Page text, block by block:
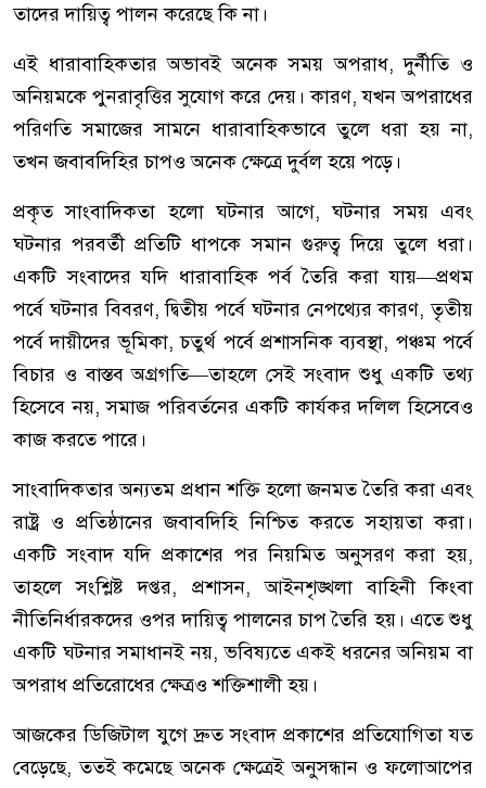
তাদের দায়িত্ব পালন করেছে কি না।
এই ধারাবাহিকতার অভাবই অনেক সময় অপরাধ, দুর্নীতি ও
অনিয়মকে পুনরাবৃত্তির সুযোগ করে দেয়। কারণ, যখন অপরাধের
পরিণতি সমাজের সামনে ধারাবাহিকভাবে তুলে ধরা হয় না,
তখন জবাবদিহির চাপও অনেক ক্ষেত্রে দুর্বল হয়ে পড়ে।
প্রকৃত সাংবাদিকতা হলো ঘটনার আগে, ঘটনার সময় এবং
ঘটনার পরবর্তী প্রতিটি ধাপকে সমান গুরুত্ব দিয়ে তুলে ধরা।
একটি সংবাদের যদি ধারাবাহিক পর্ব তৈরি করা যায়—প্রথম
পর্বে ঘটনার বিবরণ, দ্বিতীয় পর্বে ঘটনার নেপথ্যের কারণ, তৃতীয়
পর্বে দায়ীদের ভূমিকা, চতুর্থ পর্বে প্রশাসনিক ব্যবস্থা, পঞ্চম পর্বে
বিচার ও বাস্তব অগ্রগতি—তাহলে সেই সংবাদ শুধু একটি তথ্য
হিসেবে নয়, সমাজ পরিবর্তনের একটি কার্যকর দলিল হিসেবেও
কাজ করতে পারে।
সাংবাদিকতার অন্যতম প্রধান শক্তি হলো জনমত তৈরি করা এবং
রাষ্ট্র ও প্রতিষ্ঠানের জবাবদিহি নিশ্চিত করতে সহায়তা করা।
একটি সংবাদ যদি প্রকাশের পর নিয়মিত অনুসরণ করা হয়,
তাহলে সংশ্লিষ্ট দপ্তর, প্রশাসন, আইনশৃঙ্খলা বাহিনী কিংবা
নীতিনির্ধারকদের ওপর দায়িত্ব পালনের চাপ তৈরি হয়। এতে শুধু
একটি ঘটনার সমাধানই নয়, ভবিষ্যতে একই ধরনের অনিয়ম বা
অপরাধ প্রতিরোধের ক্ষেত্রও শক্তিশালী হয়।
আজকের ডিজিটাল যুগে দ্রুত সংবাদ প্রকাশের প্রতিযোগিতা যত
বেড়েছে, ততই কমেছে অনেক ক্ষেত্রেই অনুসন্ধান ও ফলোআপের